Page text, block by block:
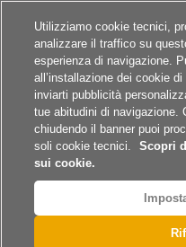
A
Utilizziamo cookie tecnici,
analizzare il traffico su
esperienza di navigazione.
all’installazione dei cookie
inviarti pubblicità
tue abitudini di navigazione.
chiudendo il banner puoi
soli cookie tecnici.
Scopri
sui cookie.